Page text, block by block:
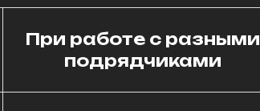
При работе с разными
подрядчиками